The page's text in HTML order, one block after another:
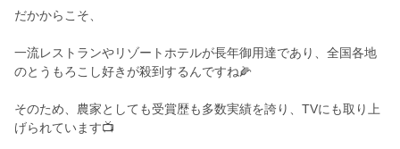
だかからこそ、
一流レストランやリゾートホテルが長年御用達であり、全国各地
のとうもろこし好きが殺到するんですね🌽
そのため、農家としても受賞歴も多数実績を誇り、TVにも取り上
げられています📺